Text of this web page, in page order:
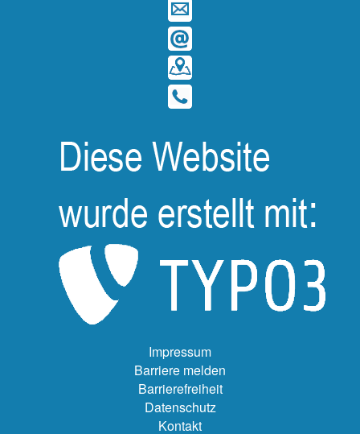
Impressum
Barriere melden
Barrierefreiheit
Datenschutz
Kontakt